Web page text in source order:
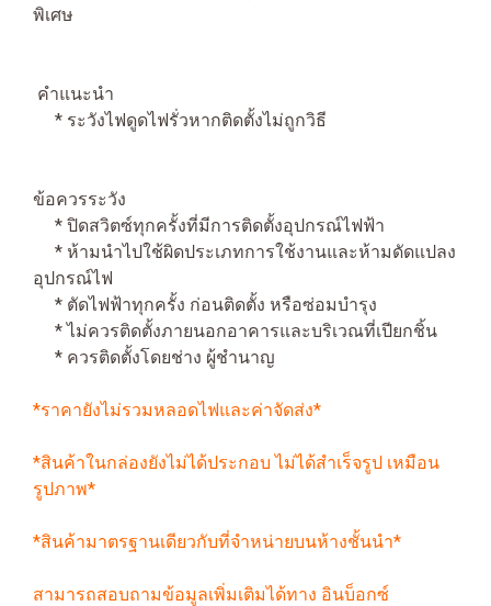
พิเศษ
คำแนะนำ
* ระวังไฟดูดไฟรั่วหากติดตั้งไม่ถูกวิธี
ข้อควรระวัง
* ปิดสวิตซ์ทุกครั้งที่มีการติดตั้งอุปกรณ์ไฟฟ้า
* ห้ามนำไปใช้ผิดประเภทการใช้งานและห้ามดัดแปลง
อุปกรณ์ไฟ
* ตัดไฟฟ้าทุกครั้ง ก่อนติดตั้ง หรือซ่อมบำรุง
* ไม่ควรติดตั้งภายนอกอาคารและบริเวณที่เปียกชิ้น
* ควรติดตั้งโดยช่าง ผู้ชำนาญ
*ราคายังไม่รวมหลอดไฟและค่าจัดส่ง*
*สินค้าในกล่องยังไม่ได้ประกอบ ไม่ได้สำเร็จรูป เหมือน
รูปภาพ*
*สินค้ามาตรฐานเดียวกับที่จำหน่ายบนห้างชั้นนำ*
สามารถสอบถามข้อมูลเพิ่มเติมได้ทาง อินบ็อกซ์